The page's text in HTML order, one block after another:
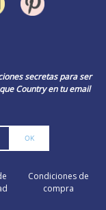
secretas para ser
Country en tu email
Condiciones de
compra